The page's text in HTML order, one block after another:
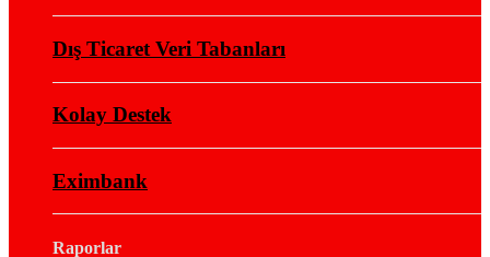
Dış Ticaret Veri Tabanları
Kolay Destek
Eximbank
Raporlar